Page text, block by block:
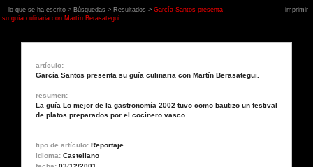
lo que se ha escrito> Búsquedas > Resultados > García Santos presenta
su guía culinaria con Martín Berasategui.
imprimir
artículo:
García Santos presenta su guía culinaria con Martín Berasategui.
resumen:
La guía Lo mejor de la gastronomía 2002 tuvo como bautizo un festival
de platos preparados por el cocinero vasco.
tipo de artículo: Reportaje
idioma: Castellano